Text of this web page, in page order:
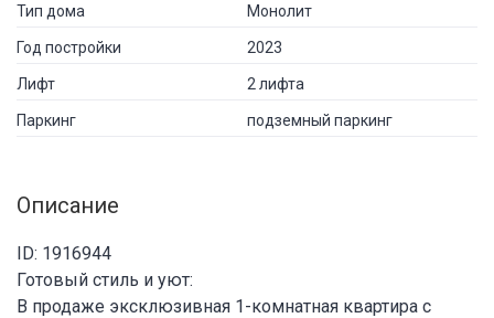
Тип дома Монолит
Год постройки 2023
Лифт 2 лифта
Паркинг подземный паркинг
Описание
ID: 1916944
Готовый стиль и уют:
В продаже эксклюзивная 1-комнатная квартира с